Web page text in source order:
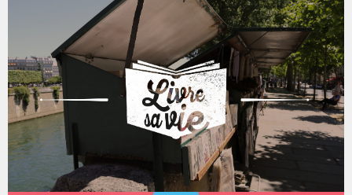
principal
LIVRE SA VIE